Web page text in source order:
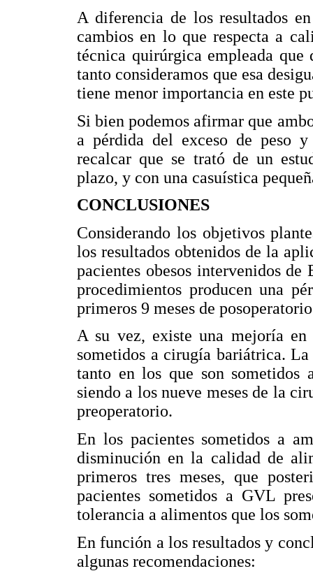
A diferencia de los resultados
cambios en lo que respecta a
técnica quirúrgica empleada
tanto consideramos que esa
tiene menor importancia en este
Si bien podemos afirmar que
a pérdida del exceso de peso
recalcar que se trató de un
plazo, y con una casuística
CONCLUSIONES
Considerando los objetivos
los resultados obtenidos de la
pacientes obesos intervenidos
procedimientos producen una
primeros 9 meses de
A su vez, existe una mejoría
sometidos a cirugía bariátrica.
tanto en los que son
siendo a los nueve meses de la
preoperatorio.
En los pacientes sometidos a
disminución en la calidad de
primeros tres meses, que
pacientes sometidos a GVL
tolerancia a alimentos que los
En función a los resultados y
algunas recomendaciones: